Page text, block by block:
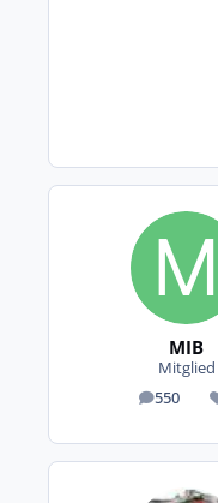
MIB
Mitglied
550
Beiträge